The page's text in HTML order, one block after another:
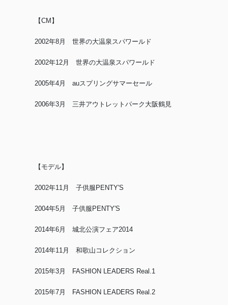
【CM】
2002年8月 世界の大温泉スパワールド
2002年12月 世界の大温泉スパワールド
2005年4月 auスプリングサマーセール
2006年3月 三井アウトレットパーク大阪鶴見
【モデル】
2002年11月 子供服PENTY'S
2004年5月 子供服PENTY'S
2014年6月 城北公演フェア2014
2014年11月 和歌山コレクション
2015年3月 FASHION LEADERS Real.1
2015年7月 FASHION LEADERS Real.2